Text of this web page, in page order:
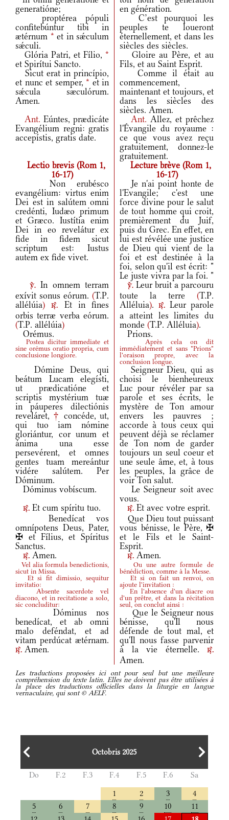
generatióne;
en génération.
proptérea pópuli
confitebúntur tibi in
ætérnum * et in sǽculum
sǽculi.
C’est pourquoi les
peuples te loueront
éternellement, et dans les
siècles des siècles.
Glória Patri, et Fílio, *
et Spirítui Sancto.
Gloire au Père, et au
Fils, et au Saint Esprit.
Sicut erat in princípio,
et nunc et semper, * et in
sǽcula sæculórum.
Amen.
Comme il était au
commencement,
maintenant et toujours, et
dans les siècles des
siècles. Amen.
Ant. Eúntes, prædicáte
Evangélium regni: gratis
accepístis, gratis date.
Ant. Allez, et prêchez
l'Évangile du royaume :
ce que vous avez reçu
gratuitement, donnez-le
gratuitement.
Lectio brevis (Rom 1,
16-17)
Lecture brève (Rom 1,
16-17)
Non erubésco
evangélium: virtus enim
Dei est in salútem omni
credénti, Iudæo primum
et Græco. Iustítia enim
Dei in eo revelátur ex
fide in fidem sicut
scriptum est: Iustus
autem ex fide vivet.
Je n'ai point honte de
l'Evangile; c'est une
force divine pour le salut
de tout homme qui croit,
premièrement du Juif,
puis du Grec. En effet, en
lui est révélée une justice
de Dieu qui vient de la
foi et est destinée à la
foi, selon qu'il est écrit: "
Le juste vivra par la foi. "
v. In omnem terram
exívit sonus eórum. (T.P.
allélúia) r.
Et in fines
orbis terræ verba eórum.
(T.P. allélúia)
v. Leur bruit a parcouru
toute la terre (T.P.
Alléluia). r. Leur parole
a atteint les limites du
monde (T.P. Alléluia).
Orémus.
Prions.
Postea dicitur immediate et
sine orémus oratio propria, cum
conclusione longiore.
Après cela on dit
immédiatement et sans "Prions"
l'oraison propre, avec la
conclusion longue.
Dómine Deus, qui
beátum Lucam elegísti,
ut prædicatióne et
scriptis mystérium tuæ
in páuperes dilectiónis
reveláret, † concéde, ut,
qui tuo iam nómine
gloriántur, cor unum et
ánima una esse
persevérent, et omnes
gentes tuam mereántur
vidére salútem. Per
Dóminum.
Seigneur Dieu, qui as
choisi le bienheureux
Luc pour révéler par sa
parole et ses écrits, le
mystère de Ton amour
envers les pauvres ;
accorde à tous ceux qui
peuvent déjà se réclamer
de Ton nom de garder
toujours un seul coeur et
une seule âme, et, à tous
les peuples, la grâce de
voir Ton salut.
Dóminus vobíscum.
Le Seigneur soit avec
vous.
r. Et cum spíritu tuo. r. Et avec votre esprit.
Benedícat vos
omnípotens Deus, Pater,
✠ et Fílius, et Spíritus
Sanctus.
Que Dieu tout puissant
vous bénisse, le Père, ✠
et le Fils et le Saint-
Esprit.
r. Amen. r. Amen.
Vel alia formula benedictionis,
sicut in Missa.
Ou une autre formule de
bénédiction, comme à la Messe.
Et si fit dimissio, sequitur
invitatio:
Et si on fait un renvoi, on
ajoute l'invitation :
Absente sacerdote vel
diacono, et in recitatione a solo,
sic concluditur:
En l'absence d'un diacre ou
d'un prêtre, et dans la récitation
seul, on conclut ainsi :
Dóminus nos
benedícat, et ab omni
malo deféndat, et ad
vitam perdúcat ætérnam.
r. Amen.
Que le Seigneur nous
bénisse, qu'Il nous
défende de tout mal, et
qu'Il nous fasse parvenir
à la vie éternelle.
r.
Amen.
Les traductions proposées ici ont pour seul but une meilleure
compréhension du texte latin. Elles ne doivent pas être utilisées à
la place des traductions officielles dans la liturgie en langue
vernaculaire, qui sont © AELF.
Octobris 2025
Do F.2 F.3 F.4 F.5 F.6
Sa
1
2 3
4
5
6 7 8 9 10
11